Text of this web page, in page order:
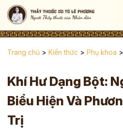
Trang chủ > Kiến thức > Phụ khoa >
Khí Hư Dạng Bột:
Biểu Hiện Và
Trị